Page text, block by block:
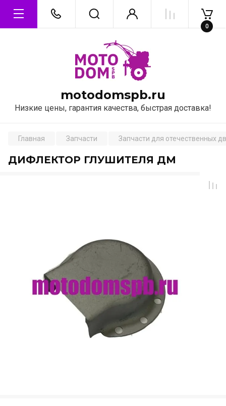
motodomspb.ru
Низкие цены, гарантия качества, быстрая доставка!
0
Главная Запчасти Запчасти для отечественных
ДИФЛЕКТОР ГЛУШИТЕЛЯ ДМ